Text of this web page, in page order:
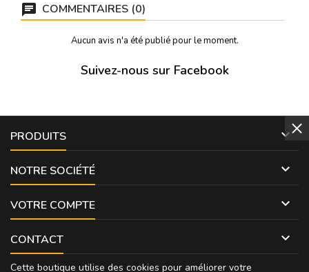
COMMENTAIRES (0)
Aucun avis n'a été publié pour le moment.
Suivez-nous sur Facebook
PRODUITS 
NOTRE SOCIÉTÉ 
VOTRE COMPTE 
CONTACT 
Cette boutique utilise des cookies pour améliorer votre